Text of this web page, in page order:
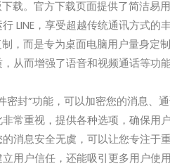
载。官方下载页面提供了简洁易
LINE，享受超越传统通讯方式的
，而是专为桌面电脑用户量身定
从而增强了语音和视频通话等功
密封”功能，可以加密您的消息、
常重视，提供各种选项，确保用
消息安全无虞，可以让您专注于
用户信任，还能吸引更多用户使用